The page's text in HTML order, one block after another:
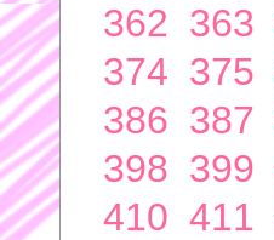
362 363
374 375
386 387
398 399
410 411